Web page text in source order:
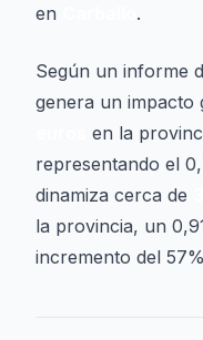
en .
Según un informe
genera un impacto
en la
representando el
dinamiza cerca de
la provincia, un
incremento del